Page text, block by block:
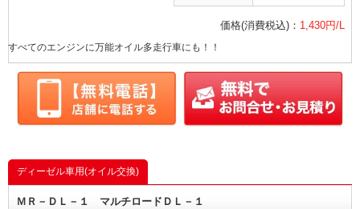
価格(消費税込)： 1,430円/L
すべてのエンジンに万能オイル多走行車にも！！
ディーゼル車用(オイル交換)
ＭＲ－ＤＬ－１ マルチロードＤＬ－１